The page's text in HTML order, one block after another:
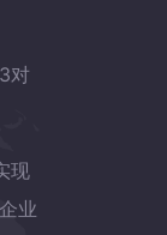
对
现
业